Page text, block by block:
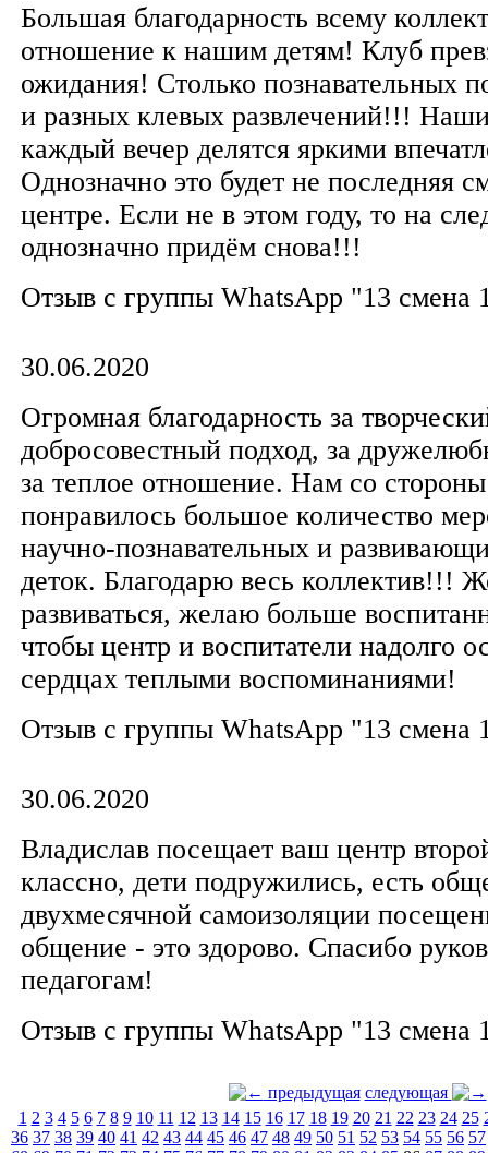
Большая благодарность всему
отношение к нашим детям! Клуб
ожидания! Столько познавательных
и разных клевых развлечений!!!
каждый вечер делятся яркими
Однозначно это будет не последняя
центре. Если не в этом году, то на
однозначно придём снова!!!
Отзыв с группы WhatsApp "13 смена
30.06.2020
Огромная благодарность за
добросовестный подход, за
за теплое отношение. Нам со
понравилось большое количество
научно-познавательных и
деток. Благодарю весь коллектив!!!
развиваться, желаю больше
чтобы центр и воспитатели надолго
сердцах теплыми воспоминаниями!
Отзыв с группы WhatsApp "13 смена
30.06.2020
Владислав посещает ваш центр
классно, дети подружились, есть
двухмесячной самоизоляции
общение - это здорово. Спасибо
педагогам!
Отзыв с группы WhatsApp "13 смена
предыдущая следующая
1 2 3 4 5 6 7 8 9 10 11 12 13 14 15 16 17 18 19 20 21 22 23 24 25
36 37 38 39 40 41 42 43 44 45 46 47 48 49 50 51 52 53 54 55 56 57